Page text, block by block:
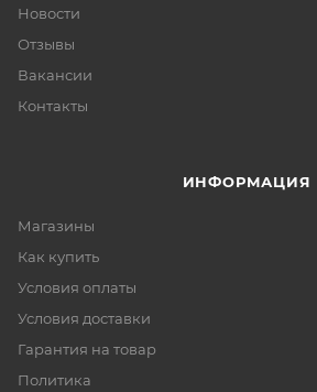
Новости
Отзывы
Вакансии
Контакты
ИНФОРМАЦИЯ
Магазины
Как купить
Условия оплаты
Условия доставки
Гарантия на товар
Политика